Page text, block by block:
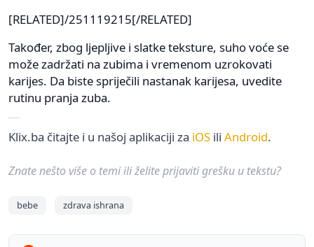
[RELATED]/251119215[/RELATED]
Također, zbog ljepljive i slatke teksture, suho voće se
može zadržati na zubima i vremenom uzrokovati
karijes. Da biste spriječili nastanak karijesa, uvedite
rutinu pranja zuba.
Klix.ba čitajte i u našoj aplikaciji za iOS ili Android.
Znate nešto više o temi ili želite prijaviti grešku u tekstu?
bebe zdrava ishrana